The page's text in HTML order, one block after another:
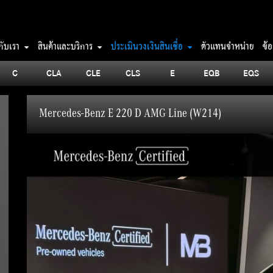
เรา สินค้าและบริการ ประเมินวงเงินสินเชื่อ ตัวแทนจำหน่าย ข้
C CLA CLE CLS E EQB EQS
Mercedes-Benz E 220 D AMG Line (W214)